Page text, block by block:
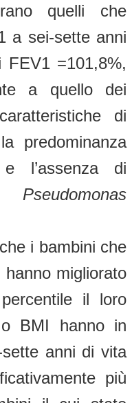
quelli che
a sei-sette anni
=101,8%,
a quello dei
di
predominanza
l’assenza di
Pseudomonas
i bambini che
migliorato
il loro
o BMI hanno in
anni di vita
più